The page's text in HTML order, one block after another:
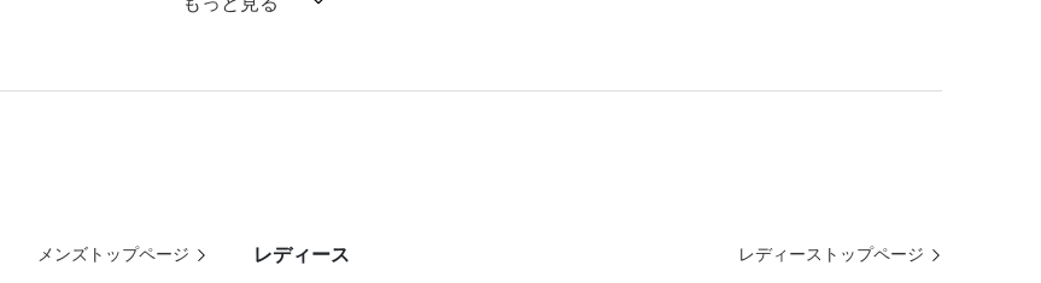
メンズトップページ レディース レディーストップページ